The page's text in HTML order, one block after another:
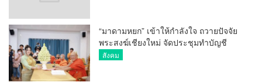
“มาดามหยก” เข้าให้กำลังใจ ถวายปัจจัย
พระสงฆ์เชียงใหม่ จัดประชุมทำบัญชี
รายรับรายจ่ายของวัด กว่า 300 รูป ที่วัด
สังคม